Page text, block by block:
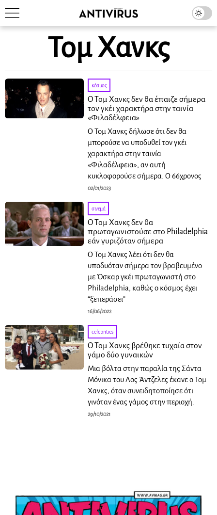
Τομ Χανκς
κόσμος
Ο Τομ Χανκς δεν θα έπαιζε σήμερα
τον γκέι χαρακτήρα στην ταινία
«Φιλαδέλφεια»
Ο Τομ Χανκς δήλωσε ότι δεν θα
μπορούσε να υποδυθεί τον γκέι
χαρακτήρα στην ταινία
«Φιλαδέλφεια», αν αυτή
κυκλοφορούσε σήμερα. Ο 66χρονος
02/01/2023
σινεμά
Ο Τομ Χανκς δεν θα
πρωταγωνιστούσε στο Philadelphia
εάν γυριζόταν σήμερα
Ο Τομ Χανκς λέει ότι δεν θα
υποδυόταν σήμερα τον βραβευμένο
με Όσκαρ γκέι πρωταγωνιστή στο
Philadelphia, καθώς ο κόσμος έχει
“ξεπεράσει”
16/06/2022
celebrities
Ο Τομ Χανκς βρέθηκε τυχαία στον
γάμο δύο γυναικών
Μια βόλτα στην παραλία της Σάντα
Μόνικα του Λος Άντζελες έκανε ο Τομ
Χανκς, όταν συνειδητοποίησε ότι
γινόταν ένας γάμος στην περιοχή.
29/10/2021